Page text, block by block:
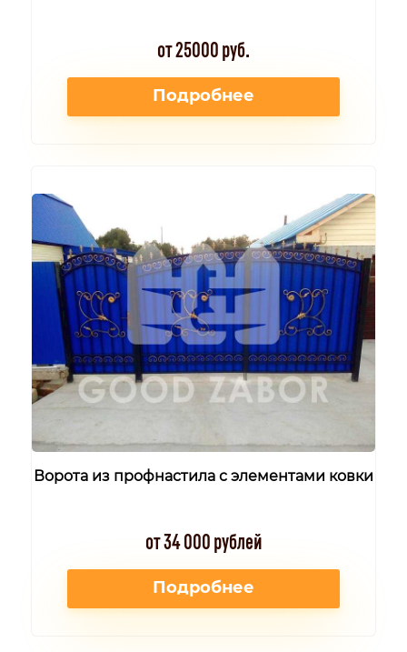
от 25000 руб.
Подробнее
Ворота из профнастила с элементами ковки
от 34 000 рублей
Подробнее